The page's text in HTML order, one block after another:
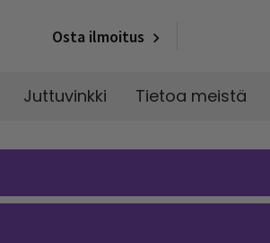
Osta ilmoitus
Juttuvinkki Tietoa meistä